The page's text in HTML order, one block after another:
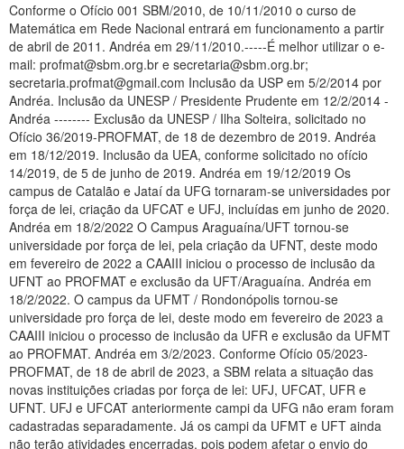
Secretaria-Geral
Gabinete de Segurança Institucional
Advocacia-Geral da União
Banco Central do Brasil
Conforme o Ofício 001 SBM/2010, de 10/11/2010 o curso de
Matemática em Rede Nacional entrará em funcionamento a partir
de abril de 2011. Andréa em 29/11/2010.-----É melhor utilizar o e-
mail: profmat@sbm.org.br e secretaria@sbm.org.br;
secretaria.profmat@gmail.com Inclusão da USP em 5/2/2014 por
Andréa. Inclusão da UNESP / Presidente Prudente em 12/2/2014 -
Andréa -------- Exclusão da UNESP / Ilha Solteira, solicitado no
Ofício 36/2019-PROFMAT, de 18 de dezembro de 2019. Andréa
em 18/12/2019. Inclusão da UEA, conforme solicitado no ofício
14/2019, de 5 de junho de 2019. Andréa em 19/12/2019 Os
campus de Catalão e Jataí da UFG tornaram-se universidades por
força de lei, criação da UFCAT e UFJ, incluídas em junho de 2020.
Andréa em 18/2/2022 O Campus Araguaína/UFT tornou-se
universidade por força de lei, pela criação da UFNT, deste modo
em fevereiro de 2022 a CAAIII iniciou o processo de inclusão da
UFNT ao PROFMAT e exclusão da UFT/Araguaína. Andréa em
18/2/2022. O campus da UFMT / Rondonópolis tornou-se
universidade pro força de lei, deste modo em fevereiro de 2023 a
CAAIII iniciou o processo de inclusão da UFR e exclusão da UFMT
ao PROFMAT. Andréa em 3/2/2023. Conforme Ofício 05/2023-
PROFMAT, de 18 de abril de 2023, a SBM relata a situação das
novas instituições criadas por força de lei: UFJ, UFCAT, UFR e
UFNT. UFJ e UFCAT anteriormente campi da UFG não eram foram
cadastradas separadamente. Já os campi da UFMT e UFT ainda
não terão atividades encerradas, pois podem afetar o envio do